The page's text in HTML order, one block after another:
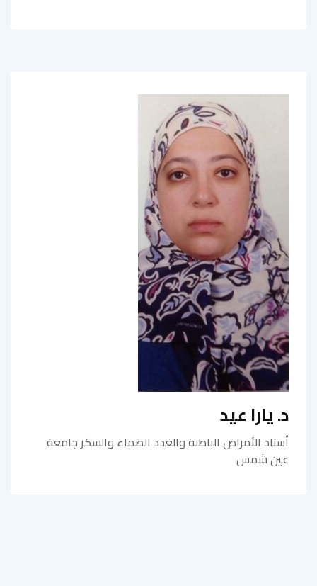
د. يارا عيد
أستاذ الأمراض الباطنة والغدد الصماء والسكر جامعة
عين شمس